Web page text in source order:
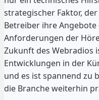
strategischer Faktor,
Betreiber ihre
Anforderungen der
Zukunft des Webradios
Entwicklungen in der
und es ist spannend zu
die Branche weiterhin